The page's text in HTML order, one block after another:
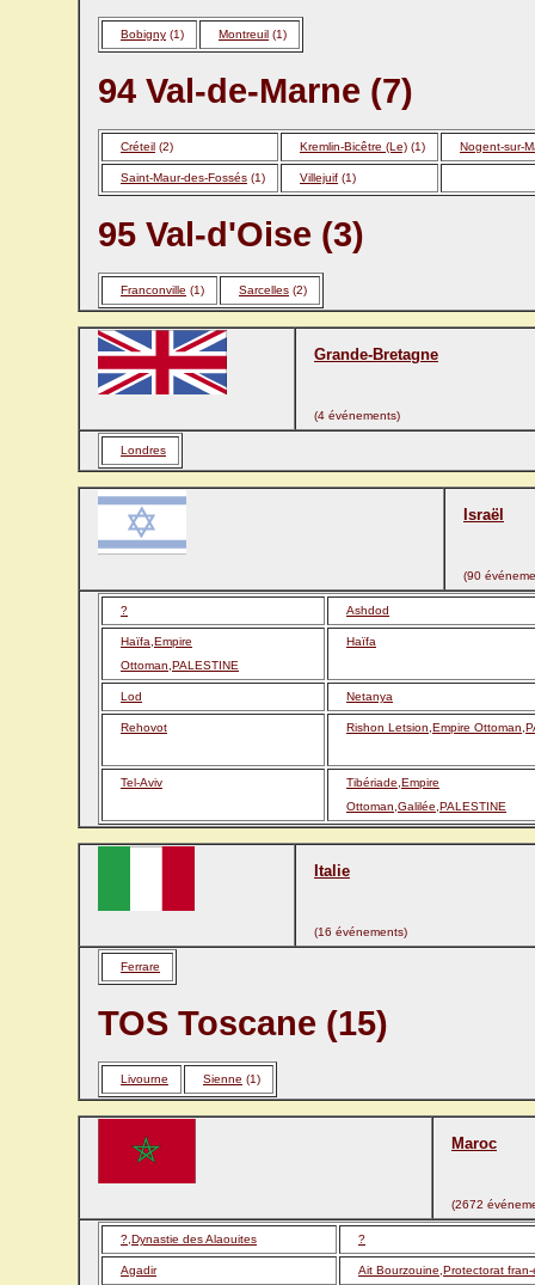
Bobigny (1) Montreuil (1)
94 Val-de-Marne (7)
Créteil (2) Kremlin-Bicêtre (Le) (1) Nogent-sur-
Saint-Maur-des-Fossés (1) Villejuif (1)
95 Val-d'Oise (3)
Franconville (1) Sarcelles (2)
Grande-Bretagne
(4 événements)
Londres
Israël
(90
? Ashdod
Haïfa,Empire
Ottoman,PALESTINE
Haïfa
Lod Netanya
Rehovot Rishon Letsion,Empire
Tel-Aviv
Tibériade,Empire
Ottoman,Galilée,PALESTINE
Italie
(16 événements)
Ferrare
TOS Toscane (15)
Livourne Sienne (1)
Maroc
(2672
?,Dynastie des Alaouites ?
Agadir Ait Bourzouine,Protectorat fran-